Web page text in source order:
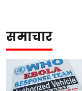
समाचार